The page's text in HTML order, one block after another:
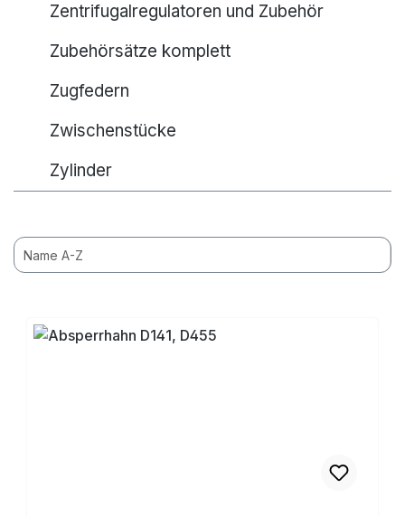
Zentrifugalregulatoren und Zubehör
Zubehörsätze komplett
Zugfedern
Zwischenstücke
Zylinder